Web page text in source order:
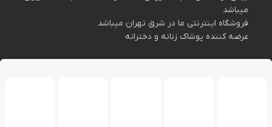
میباشد
فروشگاه اینترنتی ما در شرق تهران میباشد
عرضه کننده پوشاک زنانه و دخترانه